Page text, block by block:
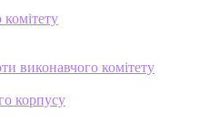
комітету
корпусу